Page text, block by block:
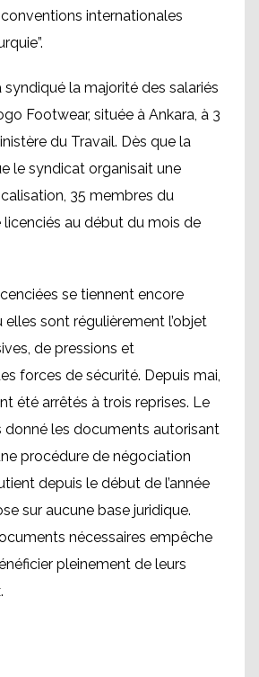
internationales
syndiqué la majorité des salariés
Footwear, située à Ankara, à 3
du Travail. Dès que la
le syndicat organisait une
35 membres du
au début du mois de
se tiennent encore
elles sont régulièrement l’objet
de pressions et
forces de sécurité. Depuis mai,
été arrêtés à trois reprises. Le
donné les documents autorisant
procédure de négociation
depuis le début de l’année
sur aucune base juridique.
nécessaires empêche
pleinement de leurs